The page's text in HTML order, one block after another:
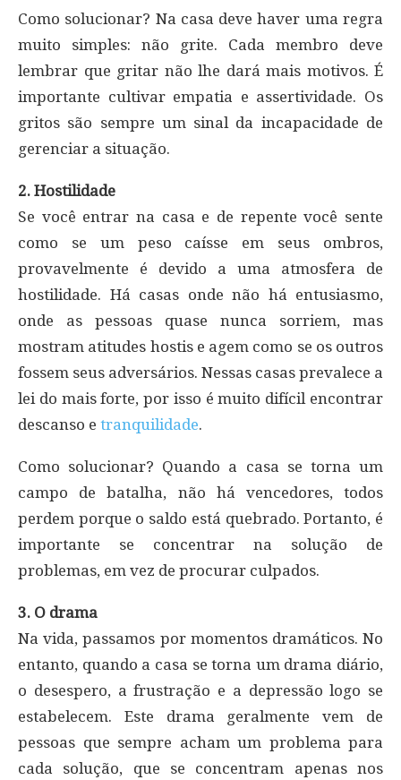
Como solucionar? Na casa deve haver uma regra
muito simples: não grite. Cada membro deve
lembrar que gritar não lhe dará mais motivos. É
importante cultivar empatia e assertividade. Os
gritos são sempre um sinal da incapacidade de
gerenciar a situação.
2. Hostilidade
Se você entrar na casa e de repente você sente
como se um peso caísse em seus ombros,
provavelmente é devido a uma atmosfera de
hostilidade. Há casas onde não há entusiasmo,
onde as pessoas quase nunca sorriem, mas
mostram atitudes hostis e agem como se os outros
fossem seus adversários. Nessas casas prevalece a
lei do mais forte, por isso é muito difícil encontrar
descanso e tranquilidade.
Como solucionar? Quando a casa se torna um
campo de batalha, não há vencedores, todos
perdem porque o saldo está quebrado. Portanto, é
importante se concentrar na solução de
problemas, em vez de procurar culpados.
3. O drama
Na vida, passamos por momentos dramáticos. No
entanto, quando a casa se torna um drama diário,
o desespero, a frustração e a depressão logo se
estabelecem. Este drama geralmente vem de
pessoas que sempre acham um problema para
cada solução, que se concentram apenas nos